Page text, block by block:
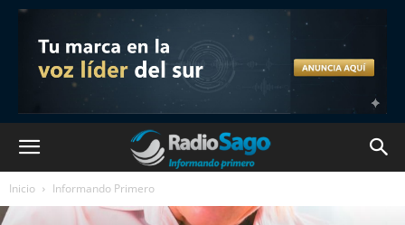
Inicio Informando Primero